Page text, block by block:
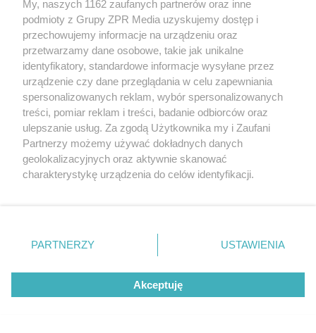
Z jedzenia przyswajamy 30–40 proc. magnezu. W
przeciętnej diecie najwięcej magnezu dostarczają
produkty zbożowe (do 45 proc.).
Magnez - dawkowanie. Zalecane
dzienne spożycie magnezu
dzieci - od 5. miesiąca życia do 1. roku życia - 70
dzieci: od 1. do 3. roku życia - 80 mg; od 4. do 9.
roku życia - 130 mg;
My, naszych 1162 zaufanych partnerów oraz inne
podmioty z Grupy ZPR Media uzyskujemy dostęp i
przechowujemy informacje na urządzeniu oraz
przetwarzamy dane osobowe, takie jak unikalne
identyfikatory, standardowe informacje wysyłane przez
urządzenie czy dane przeglądania w celu zapewniania
spersonalizowanych reklam, wybór spersonalizowanych
treści, pomiar reklam i treści, badanie odbiorców oraz
ulepszanie usług. Za zgodą Użytkownika my i Zaufani
Partnerzy możemy używać dokładnych danych
geolokalizacyjnych oraz aktywnie skanować
charakterystykę urządzenia do celów identyfikacji.
zmienić/wycofać klikając przycisk ustawień prywatności
znajdujący się w lewym dolnym rogu strony
rodzaje przetwarzania danych nie wymagają zgody
użytkownika, ale masz prawo sprzeciwić się takiemu
przetwarzaniu. Preferencje będą miały zastosowanie tylko
PARTNERZY USTAWIENIA
Akceptuję